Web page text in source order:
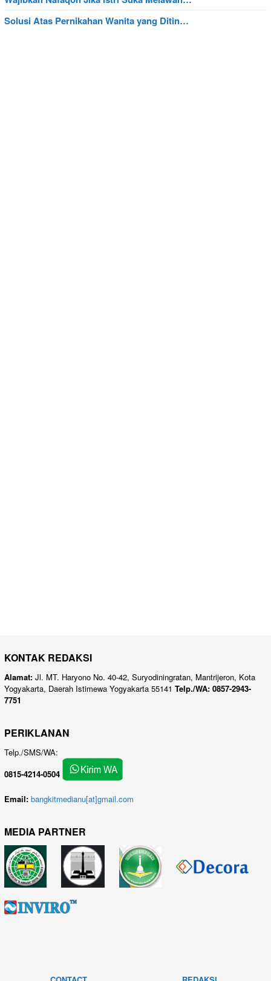
Solusi Atas Pernikahan Wanita yang Ditin…
KONTAK REDAKSI
Alamat: Jl. MT. Haryono No. 40-42, Suryodiningratan, Mantrijeron, Kota
Yogyakarta, Daerah Istimewa Yogyakarta 55141 Telp./WA: 0857-2943-
7751
PERIKLANAN
Telp./SMS/WA:
0815-4214-0504
Email: bangkitmedianu[at]gmail.com
MEDIA PARTNER